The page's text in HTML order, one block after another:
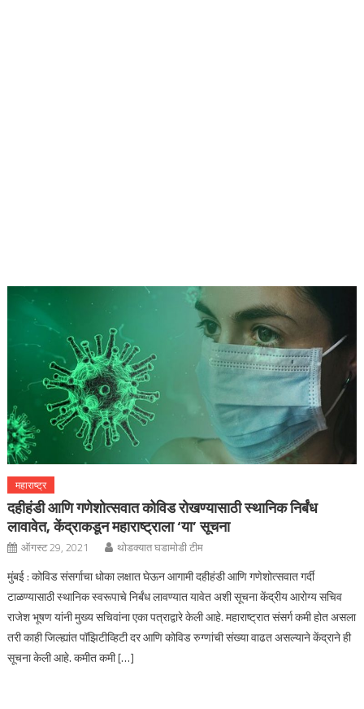
महाराष्ट्र
दहीहंडी आणि गणेशोत्सवात कोविड रोखण्यासाठी स्थानिक निर्बंध
लावावेत, केंद्राकडून महाराष्ट्राला ‘या’ सूचना
ऑगस्ट 29, 2021 थोडक्यात घडामोडी टीम
मुंबई : कोविड संसर्गाचा धोका लक्षात घेऊन आगामी दहीहंडी आणि गणेशोत्सवात गर्दी
टाळण्यासाठी स्थानिक स्वरूपाचे निर्बंध लावण्यात यावेत अशी सूचना केंद्रीय आरोग्य सचिव
राजेश भूषण यांनी मुख्य सचिवांना एका पत्राद्वारे केली आहे. महाराष्ट्रात संसर्ग कमी होत असला
तरी काही जिल्ह्यांत पॉझिटीव्हिटी दर आणि कोविड रुग्णांची संख्या वाढत असल्याने केंद्राने ही
सूचना केली आहे. कमीत कमी […]